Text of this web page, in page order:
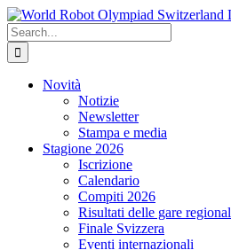
Skip
to
content
Search
for:
Novità
Notizie
Newsletter
Stampa e media
Stagione 2026
Iscrizione
Calendario
Compiti 2026
Risultati delle gare
Finale Svizzera
Eventi internazionali